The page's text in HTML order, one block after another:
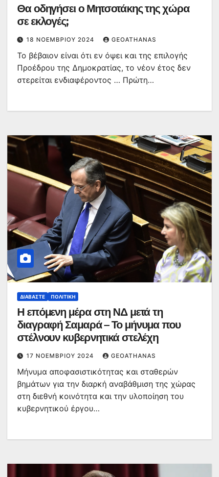
Θα οδηγήσει ο Μητσοτάκης της χώρα
σε εκλογές;
18 ΝΟΕΜΒΡΊΟΥ 2024 GEOATHANAS
Το βέβαιον είναι ότι εν όψει και της επιλογής
Προέδρου της Δημοκρατίας, το νέον έτος δεν
στερείται ενδιαφέροντος … Πρώτη…
ΔΙΑΒΆΣΤΕ ΠΟΛΙΤΙΚΉ
Η επόμενη μέρα στη ΝΔ μετά τη
διαγραφή Σαμαρά – Το μήνυμα που
στέλνουν κυβερνητικά στελέχη
17 ΝΟΕΜΒΡΊΟΥ 2024 GEOATHANAS
Μήνυμα αποφασιστικότητας και σταθερών
βημάτων για την διαρκή αναβάθμιση της χώρας
στη διεθνή κοινότητα και την υλοποίηση του
κυβερνητικού έργου…